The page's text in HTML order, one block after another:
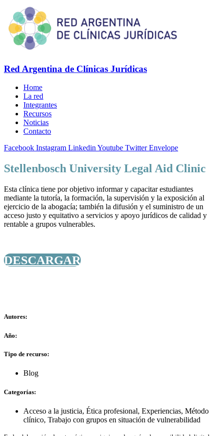
Red Argentina de Clínicas Jurídicas
Home
La red
Integrantes
Recursos
Noticias
Contacto
Facebook Instagram LinkedinYoutube Twitter Envelope
Stellenbosch University Legal Aid Clinic
Esta clínica tiene por objetivo informar y capacitar estudiantes
mediante la tutoría, la formación, la supervisión y la exposición al
ejercicio de la abogacía; también la difusión y el suministro de un
acceso justo y equitativo a servicios y apoyo jurídicos de calidad y
rentable a grupos vulnerables.
DESCARGAR
Autores:
Año:
Tipo de recurso:
Blog
Categorías:
Acceso a la justicia, Ética profesional, Experiencias, Método
clínico, Trabajo con grupos en situación de vulnerabilidad